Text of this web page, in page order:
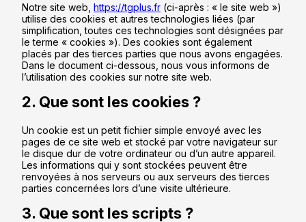
Notre site web, https://tgplus.fr (ci-après : « le site web »)
utilise des cookies et autres technologies liées (par
simplification, toutes ces technologies sont désignées par
le terme « cookies »). Des cookies sont également
placés par des tierces parties que nous avons engagées.
Dans le document ci-dessous, nous vous informons de
l’utilisation des cookies sur notre site web.
2. Que sont les cookies ?
Un cookie est un petit fichier simple envoyé avec les
pages de ce site web et stocké par votre navigateur sur
le disque dur de votre ordinateur ou d’un autre appareil.
Les informations qui y sont stockées peuvent être
renvoyées à nos serveurs ou aux serveurs des tierces
parties concernées lors d’une visite ultérieure.
3. Que sont les scripts ?